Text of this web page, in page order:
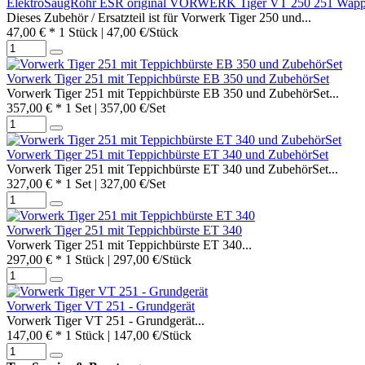
Dieses Zubehör / Ersatzteil ist für Vorwerk Tiger 250 und...
47,00 € * 1 Stück | 47,00 €/Stück
Vorwerk Tiger 251 mit Teppichbürste EB 350 und ZubehörSet
Vorwerk Tiger 251 mit Teppichbürste EB 350 und ZubehörSet...
357,00 € * 1 Set | 357,00 €/Set
Vorwerk Tiger 251 mit Teppichbürste ET 340 und ZubehörSet
Vorwerk Tiger 251 mit Teppichbürste ET 340 und ZubehörSet...
327,00 € * 1 Set | 327,00 €/Set
Vorwerk Tiger 251 mit Teppichbürste ET 340
Vorwerk Tiger 251 mit Teppichbürste ET 340...
297,00 € * 1 Stück | 297,00 €/Stück
Vorwerk Tiger VT 251 - Grundgerät
Vorwerk Tiger VT 251 - Grundgerät...
147,00 € * 1 Stück | 147,00 €/Stück